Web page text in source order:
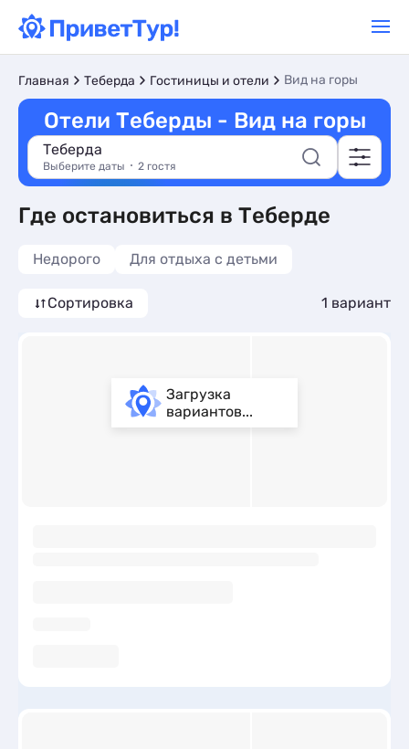
Главная Теберда Гостиницы и отели Вид на горы
Отели Теберды - Вид на горы
Теберда
Выберите даты 2 гостя
Где остановиться в Теберде
Недорого Для отдыха с детьми
Сортировка 1 вариант
Загрузка
вариантов...